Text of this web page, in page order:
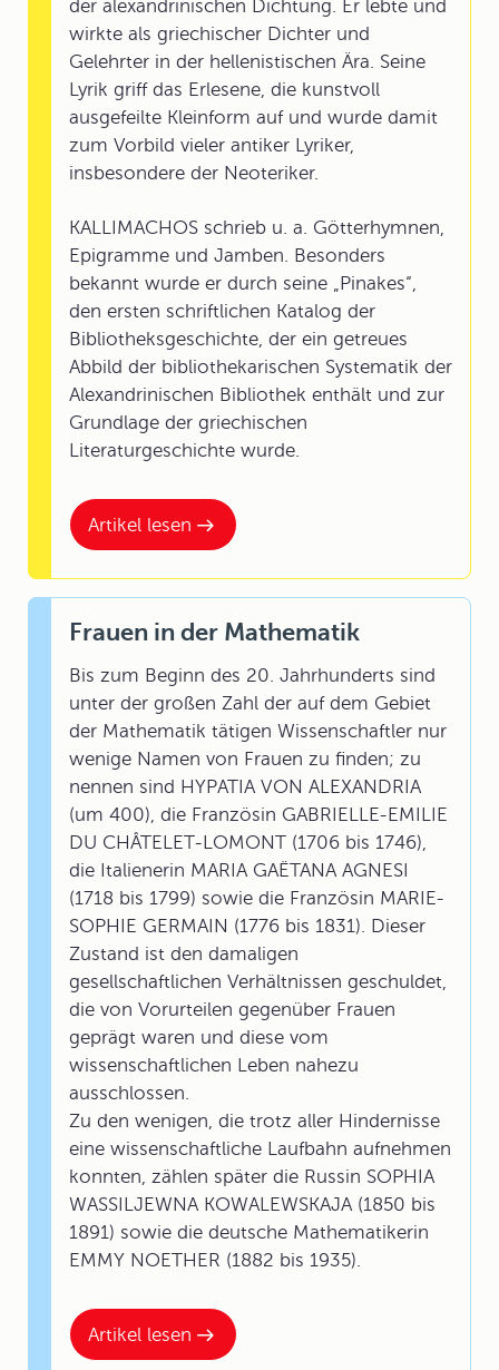
Artikel lesen
der alexandrinischen Dichtung. Er lebte und
wirkte als griechischer Dichter und
Gelehrter in der hellenistischen Ära. Seine
Lyrik griff das Erlesene, die kunstvoll
ausgefeilte Kleinform auf und wurde damit
zum Vorbild vieler antiker Lyriker,
insbesondere der Neoteriker.
KALLIMACHOS schrieb u. a. Götterhymnen,
Epigramme und Jamben. Besonders
bekannt wurde er durch seine „Pinakes“,
den ersten schriftlichen Katalog der
Bibliotheksgeschichte, der ein getreues
Abbild der bibliothekarischen Systematik der
Alexandrinischen Bibliothek enthält und zur
Grundlage der griechischen
Literaturgeschichte wurde.
Artikel lesen
Frauen in der Mathematik
Bis zum Beginn des 20. Jahrhunderts sind
unter der großen Zahl der auf dem Gebiet
der Mathematik tätigen Wissenschaftler nur
wenige Namen von Frauen zu finden; zu
nennen sind HYPATIA VON ALEXANDRIA
(um 400), die Französin GABRIELLE-EMILIE
DU CHÂTELET-LOMONT (1706 bis 1746),
die Italienerin MARIA GAËTANA AGNESI
(1718 bis 1799) sowie die Französin MARIE-
SOPHIE GERMAIN (1776 bis 1831). Dieser
Zustand ist den damaligen
gesellschaftlichen Verhältnissen geschuldet,
die von Vorurteilen gegenüber Frauen
geprägt waren und diese vom
wissenschaftlichen Leben nahezu
ausschlossen.
Zu den wenigen, die trotz aller Hindernisse
eine wissenschaftliche Laufbahn aufnehmen
konnten, zählen später die Russin SOPHIA
WASSILJEWNA KOWALEWSKAJA (1850 bis
1891) sowie die deutsche Mathematikerin
EMMY NOETHER (1882 bis 1935).